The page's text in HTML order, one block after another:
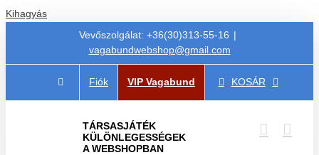
Kihagyás
Vevőszolgálat: +36(30)313-55-16 |
vagabundwebshop@gmail.com
Fiók VIP Vagabund KOSÁR
TÁRSASJÁTÉK
KÜLÖNLEGESSÉGEK
A WEBSHOPBAN